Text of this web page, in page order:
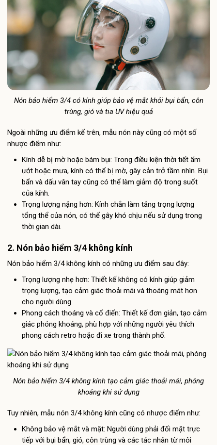
Nón bảo hiểm 3/4 có kính giúp bảo vệ mắt khỏi bụi bẩn, côn
trùng, gió và tia UV hiệu quả
Ngoài những ưu điểm kể trên, mẫu nón này cũng có một số
nhược điểm như:
Kính dễ bị mờ hoặc bám bụi: Trong điều kiện thời tiết ẩm
ướt hoặc mưa, kính có thể bị mờ, gây cản trở tầm nhìn. Bụi
bẩn và dấu vân tay cũng có thể làm giảm độ trong suốt
của kính.
Trọng lượng nặng hơn: Kính chắn làm tăng trọng lượng
tổng thể của nón, có thể gây khó chịu nếu sử dụng trong
thời gian dài.
2. Nón bảo hiểm 3/4 không kính
Nón bảo hiểm 3/4 không kính có những ưu điểm sau đây:
Trọng lượng nhẹ hơn: Thiết kế không có kính giúp giảm
trọng lượng, tạo cảm giác thoải mái và thoáng mát hơn
cho người dùng.
Phong cách thoáng và cổ điển: Thiết kế đơn giản, tạo cảm
giác phóng khoáng, phù hợp với những người yêu thích
phong cách retro hoặc đi xe trong thành phố.
Nón bảo hiểm 3/4 không kính tạo cảm giác thoải mái, phóng
khoáng khi sử dụng
Tuy nhiên, mẫu nón 3/4 không kính cũng có nhược điểm như:
Không bảo vệ mắt và mặt: Người dùng phải đối mặt trực
tiếp với bụi bẩn, gió, côn trùng và các tác nhân từ môi